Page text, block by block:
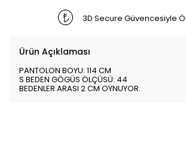
3D Secure Güvencesiyle
Ürün Açıklaması
PANTOLON BOYU: 114 CM
S BEDEN GÖGÜS ÖLÇÜSÜ: 44
BEDENLER ARASI 2 CM OYNUYOR.